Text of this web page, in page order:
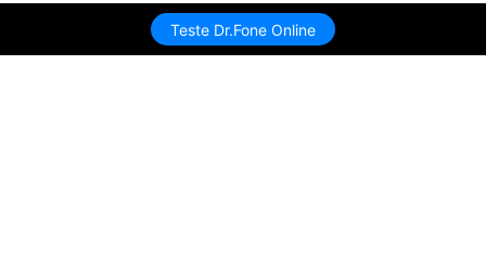
Teste Dr.Fone Online